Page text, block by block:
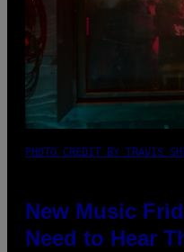
PHOTO CREDIT BY TRAVIS
New Music
Need to Hear